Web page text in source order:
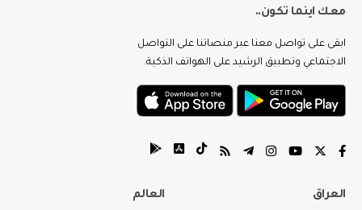
معك اينما تكون..
ابقى على تواصل معنا عبر منصاتنا على التواصل
الاجتماعي وتطبيق الرشيد على الهواتف الذكية.
العراق العالم